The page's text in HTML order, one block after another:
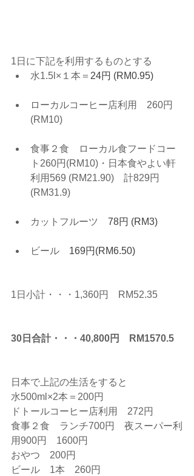
1日に下記を利用するものとする
水1.5l×１本＝ 24円 (RM0.95)
ローカルコーヒー店利用　260円
(RM10)
食事２食　ローカル食フードコー
ト260円(RM10)・日本食やよい軒
利用569 (RM21.90)　計829円
(RM31.9)
カットフルーツ 78円 (RM3)
ビール 169円(RM6.50)
1日小計・・・1,360円　RM52.35
30日合計・・・40,800円　RM1570.5
日本で上記の生活をすると
水500ml×2本＝200円
ドトールコーヒー店利用　272円
食事２食　ランチ700円　夜スーパー利
用900円　1600円
おやつ　200円
ビール　1本　260円